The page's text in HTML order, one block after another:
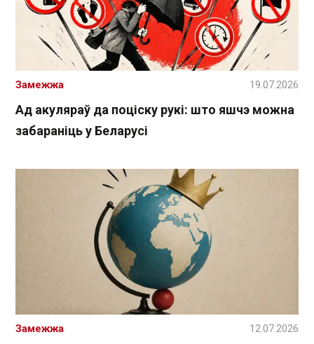
Ад акуляраў да поціску рукі: што яшчэ можна
забараніць у Беларусі
Замежжа 19.07.2026
Замежжа 12.07.2026